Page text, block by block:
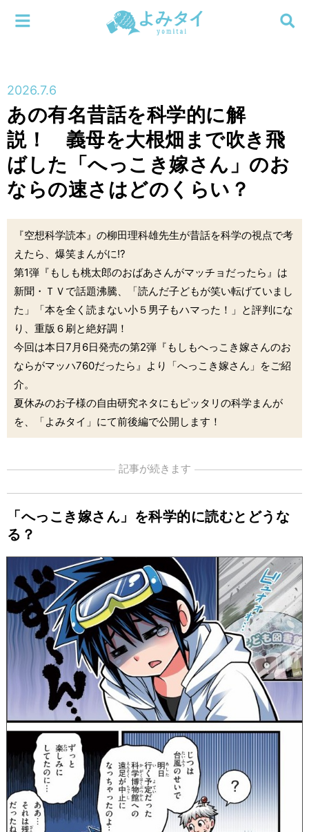
連載
新刊
特集
編集部
検索する
メニューを閉じる
2026.7.6
あの有名昔話を科学的に解
説！ 義母を大根畑まで吹き飛
ばした「へっこき嫁さん」のお
ならの速さはどのくらい？
『空想科学読本』の柳田理科雄先生が昔話を科学の視点で考
えたら、爆笑まんがに!?
第1弾『もしも桃太郎のおばあさんがマッチョだったら』は
新聞・ＴＶで話題沸騰、「読んだ子どもが笑い転げていまし
た」「本を全く読まない小５男子もハマった！」と評判にな
り、重版６刷と絶好調！
今回は本日7月6日発売の第2弾『もしもへっこき嫁さんのお
ならがマッハ760だったら』より「へっこき嫁さん」をご紹
介。
夏休みのお子様の自由研究ネタにもピッタリの科学まんが
を、「よみタイ」にて前後編で公開します！
記事が続きます
「へっこき嫁さん」を科学的に読むとどうな
る？